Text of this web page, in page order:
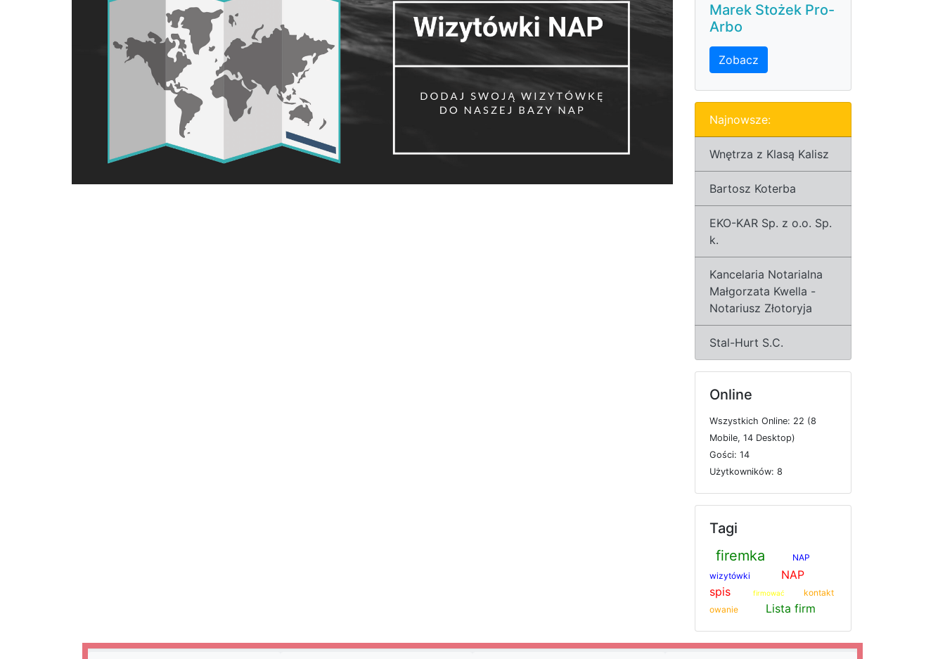
Marek Stożek Pro-
Arbo
Zobacz
Najnowsze:
Wnętrza z Klasą Kalisz
Bartosz Koterba
EKO-KAR Sp. z o.o. Sp.
k.
Kancelaria Notarialna
Małgorzata Kwella -
Notariusz Złotoryja
Stal-Hurt S.C.
Online
Wszystkich Online: 22 (8
Mobile, 14 Desktop)
Gości: 14
Użytkowników: 8
Tagi
firemka
NAP
wizytówki
NAP
spis
firmować
kontakt
owanie
Lista firm